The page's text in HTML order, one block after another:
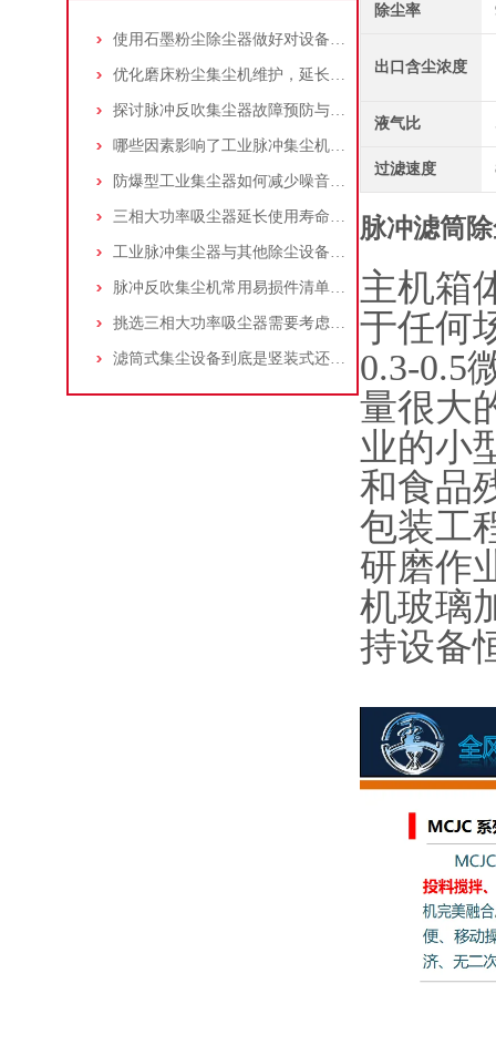
使用石墨粉尘除尘器做好对设备的维护十分重要
优化磨床粉尘集尘机维护，延长设备寿命
探讨脉冲反吹集尘器故障预防与维护要点
哪些因素影响了工业脉冲集尘机的使用寿命？
防爆型工业集尘器如何减少噪音?三个方法轻松解决
三相大功率吸尘器延长使用寿命的建议
工业脉冲集尘器与其他除尘设备的比较
脉冲反吹集尘机常用易损件清单与更换周期建议
挑选三相大功率吸尘器需要考虑哪些问题？
滤筒式集尘设备到底是竖装式还是横装式？
除尘率
出口含尘浓度
液气比
过滤速度
脉冲滤筒
主机箱
于任何
0.3-0.5
量很大
业的小
和食品
包装工
研磨作
机玻璃
持设备